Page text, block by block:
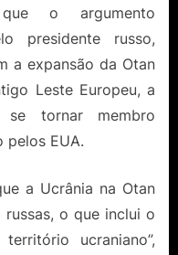
o argumento
presidente russo,
a expansão da Otan
Leste Europeu, a
tornar membro
pelos EUA.
a Ucrânia na Otan
o que inclui o
ucraniano”,